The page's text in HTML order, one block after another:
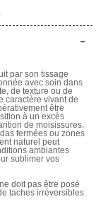
-
par son tissage
avec soin dans
de texture ou de
caractère vivant de
être
à un excès
de moisissures.
fermées ou zones
naturel peut
ambiantes
sublimer vos
doit pas être posé
taches irréversibles.